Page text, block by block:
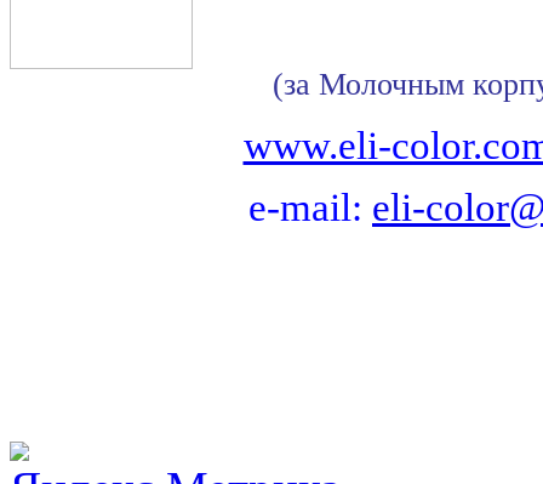
(за Молочным
www.eli-
e-mail: eli-